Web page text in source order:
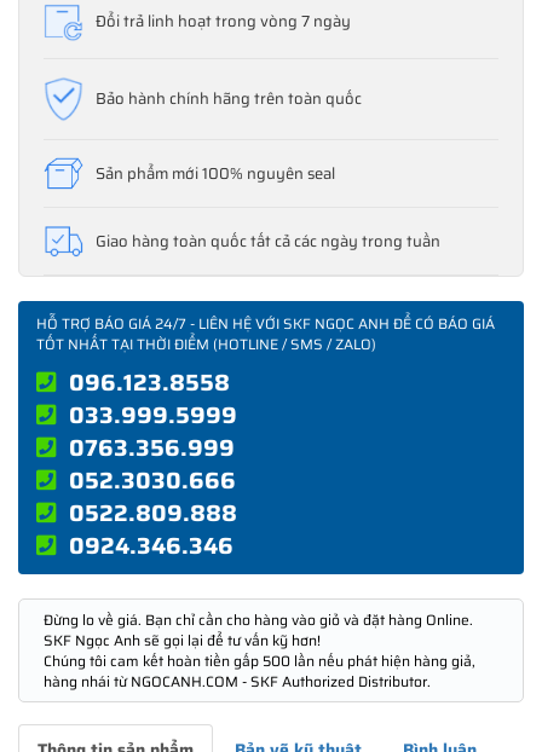
Đổi trả linh hoạt trong vòng 7 ngày
Bảo hành chính hãng trên toàn quốc
Sản phẩm mới 100% nguyên seal
Giao hàng toàn quốc tất cả các ngày trong tuần
HỖ TRỢ BÁO GIÁ 24/7 - LIÊN HỆ VỚI SKF NGỌC ANH ĐỂ CÓ BÁO GIÁ
TỐT NHẤT TẠI THỜI ĐIỂM (HOTLINE / SMS / ZALO)
096.123.8558
033.999.5999
0763.356.999
052.3030.666
0522.809.888
0924.346.346
Đừng lo về giá. Bạn chỉ cần cho hàng vào giỏ và đặt hàng Online.
SKF Ngọc Anh sẽ gọi lại để tư vấn kỹ hơn!
Chúng tôi cam kết hoàn tiền gấp 500 lần nếu phát hiện hàng giả,
hàng nhái từ NGOCANH.COM - SKF Authorized Distributor.